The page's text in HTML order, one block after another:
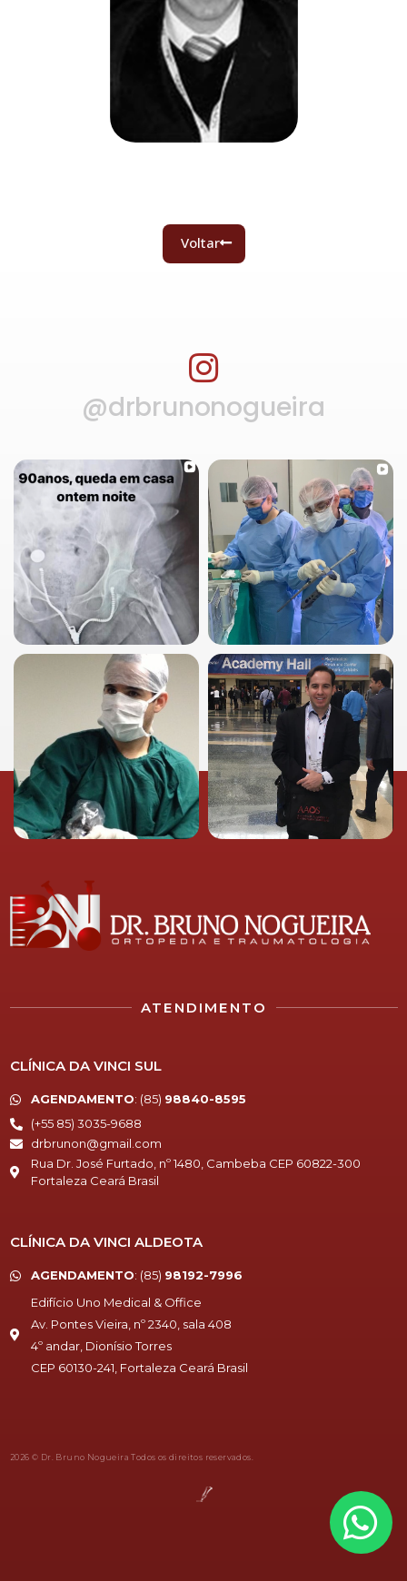
Voltar
@drbrunonogueira
ATENDIMENTO
CLÍNICA DA VINCI SUL
AGENDAMENTO: (85) 98840-8595
(+55 85) 3035-9688
drbrunon@gmail.com
Rua Dr. José Furtado, nº 1480, Cambeba CEP 60822-300
Fortaleza Ceará Brasil
CLÍNICA DA VINCI ALDEOTA
AGENDAMENTO: (85) 98192-7996
Edifício Uno Medical & Office
Av. Pontes Vieira, nº 2340, sala 408
4º andar, Dionísio Torres
CEP 60130-241, Fortaleza Ceará Brasil
2026 © Dr. Bruno Nogueira Todos os direitos reservados.